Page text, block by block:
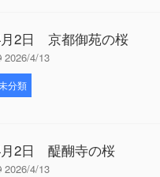
2日 京都御苑の桜
2026/4/13
分類
2日 醍醐寺の桜
2026/4/13